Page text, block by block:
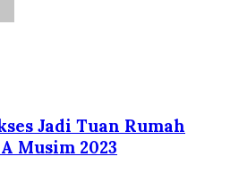
Jadi Tuan Rumah
Musim 2023